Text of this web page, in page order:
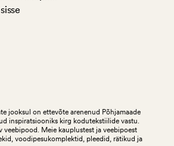
jooksul on ettevõte arenenud Põhjamaade
inspiratsiooniks kirg kodutekstiilide vastu.
veebipood. Meie kauplustest ja veebipoest
voodipesukomplektid, pleedid, rätikud ja